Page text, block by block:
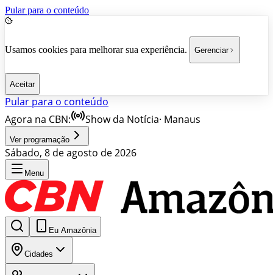
Pular para o conteúdo
Usamos cookies para melhorar sua experiência. Gerenciar
Aceitar
Pular para o conteúdo
Agora na CBN:
Show da Notícia· Manaus
Ver programação
Sábado, 8 de agosto de 2026
Menu
Eu Amazônia
Cidades